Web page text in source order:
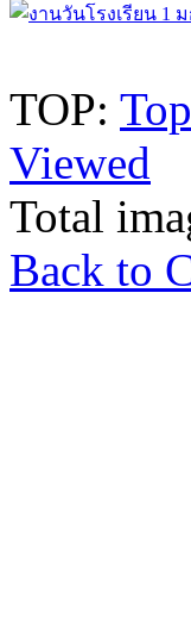
TOP:
Viewed
Total
Back to